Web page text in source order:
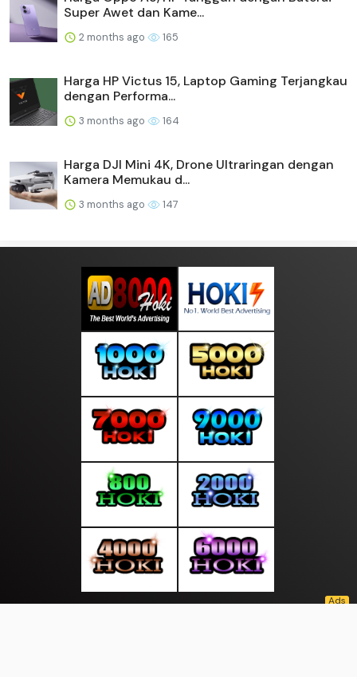
Super Awet dan Kame...
2 months ago 165
Harga HP Victus 15, Laptop Gaming Terjangkau
dengan Performa...
3 months ago 164
Harga DJI Mini 4K, Drone Ultraringan dengan
Kamera Memukau d...
3 months ago 147